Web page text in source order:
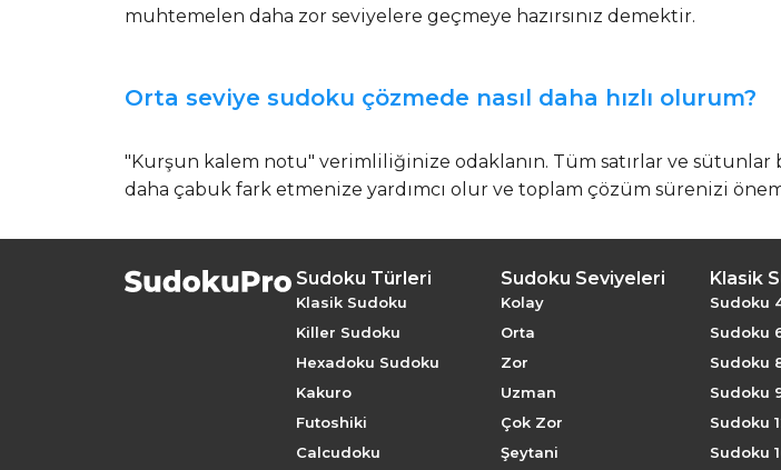
muhtemelen daha zor seviyelere geçmeye hazırsınız demektir.
Orta seviye sudoku çözmede nasıl daha hızlı olurum?
"Kurşun kalem notu" verimliliğinize odaklanın. Tüm satırlar ve sütunlar
daha çabuk fark etmenize yardımcı olur ve toplam çözüm sürenizi
Sudoku Türleri
Klasik Sudoku
Killer Sudoku
Hexadoku Sudoku
Kakuro
Futoshiki
Calcudoku
Sudoku Seviyeleri
Kolay
Orta
Zor
Uzman
Çok Zor
Şeytani
Klasik
Sudoku
Sudoku
Sudoku
Sudoku
Sudoku
Sudoku